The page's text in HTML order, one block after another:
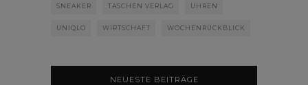
SNEAKER TASCHEN VERLAG UHREN
UNIQLO WIRTSCHAFT WOCHENRÜCKBLICK
NEUESTE BEITRÄGE